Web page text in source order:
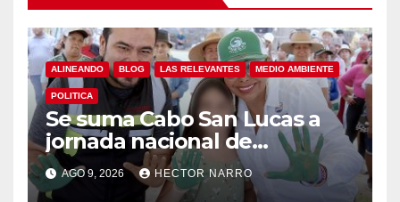
ALINEANDO BLOG LAS RELEVANTES MEDIO AMBIENTE
POLITICA
Se suma Cabo San Lucas a
jornada nacional de
reforestación
AGO 9, 2026 HECTOR NARRO